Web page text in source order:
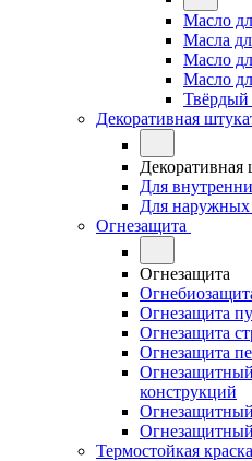
Масло
Масла
Масло
Масло
Твёрдый
Декоративная
Декоративная
Для
Для наружных
Огнезащита
Огнезащита
Огнезащита
Огнезащита
Огнезащита
конструкций
Термостойкая краска